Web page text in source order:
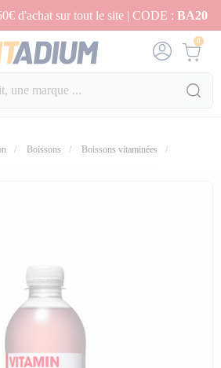
d'achat sur tout le site | CODE : BA20
0
Boissons
Boissons vitaminées